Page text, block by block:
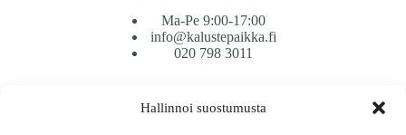
Hallinnoi suostumusta
Ma-Pe 9:00-17:00
info@kalustepaikka.fi
020 798 3011